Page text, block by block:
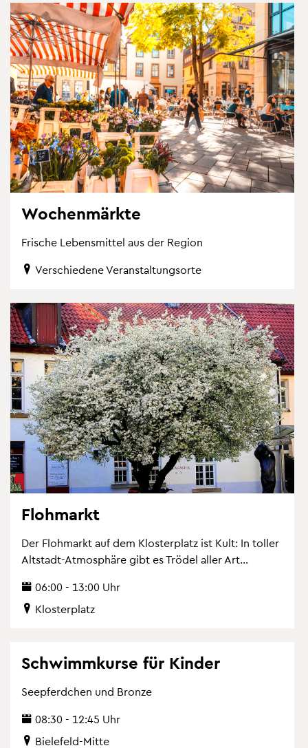
Wo­chen­märk­te
Fri­sche Le­bens­mit­tel aus der Re­gi­on
Ver­schie­de­ne Ver­an­stal­tungs­or­te
Floh­markt
Der Floh­markt auf dem Klos­ter­platz ist Kult: In tol­ler
Alt­stadt-At­mo­sphä­re gibt es Trö­del aller Art...
06:00 - 13:00 Uhr
Klos­ter­platz
Schwimm­kur­se für Kin­der
See­pferd­chen und Bron­ze
08:30 - 12:45 Uhr
Bie­le­feld-Mitte